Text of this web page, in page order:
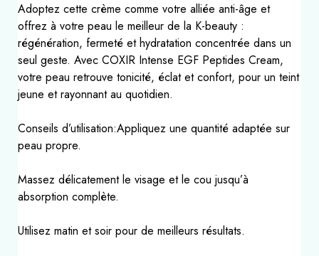
Adoptez cette crème comme votre alliée anti-âge et
offrez à votre peau le meilleur de la K-beauty :
régénération, fermeté et hydratation concentrée dans un
seul geste. Avec COXIR Intense EGF Peptides Cream,
votre peau retrouve tonicité, éclat et confort, pour un teint
jeune et rayonnant au quotidien.
Conseils d’utilisation:Appliquez une quantité adaptée sur
peau propre.
Massez délicatement le visage et le cou jusqu’à
absorption complète.
Utilisez matin et soir pour de meilleurs résultats.